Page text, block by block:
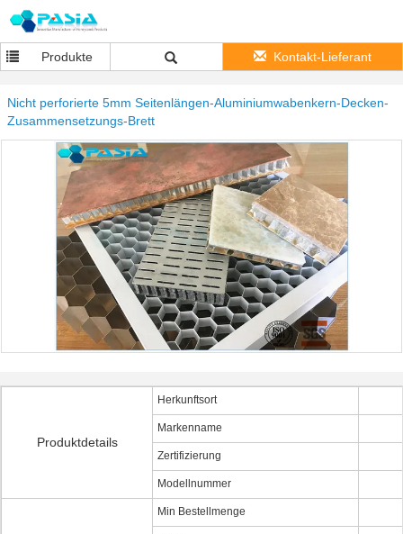
Produkte Kontakt-Lieferant
Nicht perforierte 5mm Seitenlängen-Aluminiumwabenkern-Decken-
Zusammensetzungs-Brett
Produktdetails
Herkunftsort
Markenname
Zertifizierung
Modellnummer
Min Bestellmenge